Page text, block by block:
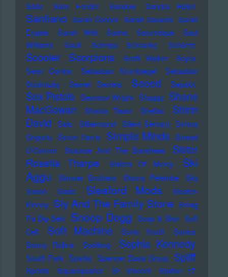
Sade
Sam Fender Sandow Sandra Hüller
Santiano Sarah Connor Sarah Davachi Sarah
Engels
Sarah Wild Sasha Saturndaze
Saul
Williams
Sault Schnipo Schranke Schürze
Scooter Scorpions Scott Walker
Scycs
Sean Combs
Sebastian Krumbiegel
Sebastian
Studnitzky
Secret Secrets Seeed Sepalot
Sex Pistols Seymour Wright Shaggy Shane
MacGowan
Shania Twain Shellac
Shirin
David
Sido Silbermond Silent Servant Simina
Grigoriu Simon Harris Simple Minds Sinead
O'Connor
Siouxsie And The Banshees
Sister
Rosetta Tharpe
Sisters Of Mercy
Ski
Aggu
Skinner Brothers Skinny Pelembe
Sky
Saxon
Slade Sleaford Mods
Sleater-
Kinney Sly And The Family Stone Smag
Pa Dig Selv Snoop Dogg Soap & Skin Soft
Cell
Soft Machine Sonic Youth
Sonics
Sonny Rollins
Soolking Sophia Kennedy
South Park Sparks Spencer Davis Group Spliff
Sprints Squarepusher St. Vincent
Station 17